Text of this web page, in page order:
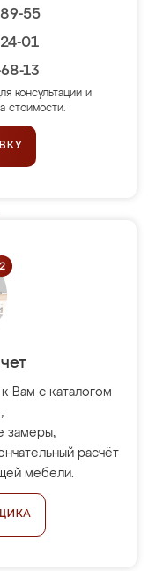
55
01
13
консультации и
стоимости.
Вам с каталогом
замеры,
расчёт
мебели.